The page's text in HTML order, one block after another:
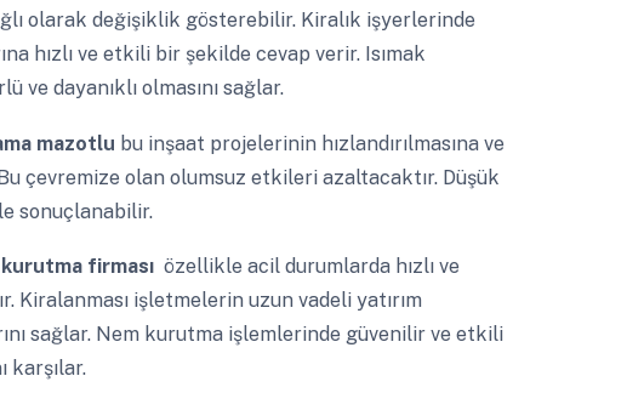
olarak değişiklik gösterebilir. Kiralık işyerlerinde
hızlı ve etkili bir şekilde cevap verir. Isımak
ve dayanıklı olmasını sağlar.
mazotlu bu inşaat projelerinin hızlandırılmasına ve
çevremize olan olumsuz etkileri azaltacaktır. Düşük
sonuçlanabilir.
firması özellikle acil durumlarda hızlı ve
Kiralanması işletmelerin uzun vadeli yatırım
sağlar. Nem kurutma işlemlerinde güvenilir ve etkili
karşılar.